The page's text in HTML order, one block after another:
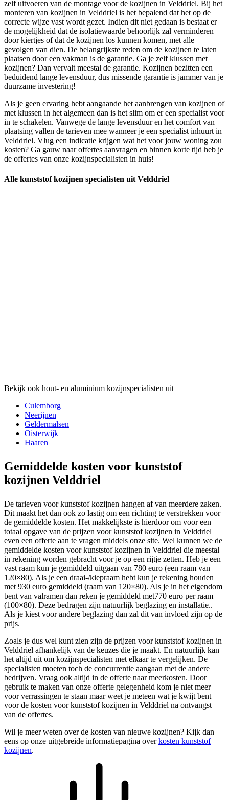
zelf uitvoeren van de montage voor de kozijnen in Velddriel. Bij het
monteren van kozijnen in Velddriel is het bepalend dat het op de
correcte wijze vast wordt gezet. Indien dit niet gedaan is bestaat er
de mogelijkheid dat de isolatiewaarde behoorlijk zal verminderen
door kiertjes of dat de kozijnen los kunnen komen, met alle
gevolgen van dien. De belangrijkste reden om de kozijnen te laten
plaatsen door een vakman is de garantie. Ga je zelf klussen met
kozijnen? Dan vervalt meestal de garantie. Kozijnen bezitten een
beduidend lange levensduur, dus missende garantie is jammer van je
duurzame investering!
Als je geen ervaring hebt aangaande het aanbrengen van kozijnen of
met klussen in het algemeen dan is het slim om er een specialist voor
in te schakelen. Vanwege de lange levensduur en het comfort van
plaatsing vallen de tarieven mee wanneer je een specialist inhuurt in
Velddriel. Vlug een indicatie krijgen wat het voor jouw woning zou
kosten? Ga gauw naar offertes aanvragen en binnen korte tijd heb je
de offertes van onze kozijnspecialisten in huis!
Alle kunststof kozijnen specialisten uit Velddriel
Bekijk ook hout- en aluminium kozijnspecialisten uit
Culemborg
Neerijnen
Geldermalsen
Oisterwijk
Haaren
Gemiddelde kosten voor kunststof
kozijnen Velddriel
De tarieven voor kunststof kozijnen hangen af van meerdere zaken.
Dit maakt het dan ook zo lastig om een richting te verstrekken voor
de gemiddelde kosten. Het makkelijkste is hierdoor om voor een
totaal opgave van de prijzen voor kunststof kozijnen in Velddriel
even een offerte aan te vragen middels onze site. Wel kunnen we de
gemiddelde kosten voor kunststof kozijnen in Velddriel die meestal
in rekening worden gebracht voor je op een rijtje zetten. Heb je een
vast raam kun je gemiddeld uitgaan van 780 euro (een raam van
120×80). Als je een draai-/kiepraam hebt kun je rekening houden
met 930 euro gemiddeld (raam van 120×80). Als je in het eigendom
bent van valramen dan reken je gemiddeld met770 euro per raam
(100×80). Deze bedragen zijn natuurlijk beglazing en installatie..
Als je kiest voor andere beglazing dan zal dit van invloed zijn op de
prijs.
Zoals je dus wel kunt zien zijn de prijzen voor kunststof kozijnen in
Velddriel afhankelijk van de keuzes die je maakt. En natuurlijk kan
het altijd uit om kozijnspecialisten met elkaar te vergelijken. De
specialisten moeten toch de concurrentie aangaan met de andere
bedrijven. Vraag ook altijd in de offerte naar meerkosten. Door
gebruik te maken van onze offerte gelegenheid kom je niet meer
voor verrassingen te staan maar weet je meteen wat je kwijt bent
voor de kosten voor kunststof kozijnen in Velddriel na ontvangst
van de offertes.
Wil je meer weten over de kosten van nieuwe kozijnen? Kijk dan
eens op onze uitgebreide informatiepagina overkosten kunststof
kozijnen.